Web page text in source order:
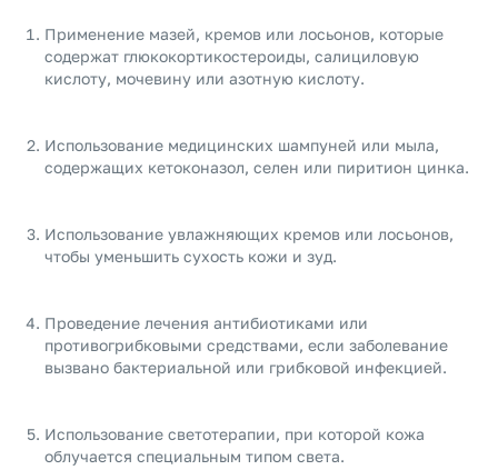
Применение мазей, кремов или лосьонов, которые
содержат глюкокортикостероиды, салициловую
кислоту, мочевину или азотную кислоту.
Использование медицинских шампуней или мыла,
содержащих кетоконазол, селен или пиритион цинка.
Использование увлажняющих кремов или лосьонов,
чтобы уменьшить сухость кожи и зуд.
Проведение лечения антибиотиками или
противогрибковыми средствами, если заболевание
вызвано бактериальной или грибковой инфекцией.
Использование светотерапии, при которой кожа
облучается специальным типом света.